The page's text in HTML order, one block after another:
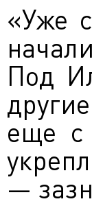
«Уже
Под
еще с
—